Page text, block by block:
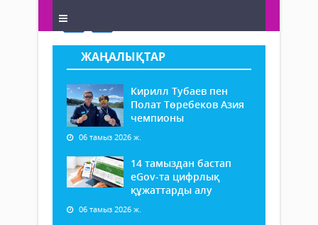
ЖАҢАЛЫҚТАР
Кирилл Тубаев пен
Полат Төребеков Азия
чемпионы
06 тамыз 2026 ж.
14 тамыздан бастап
еGov-та цифрлық
құжаттарды алу
06 тамыз 2026 ж.